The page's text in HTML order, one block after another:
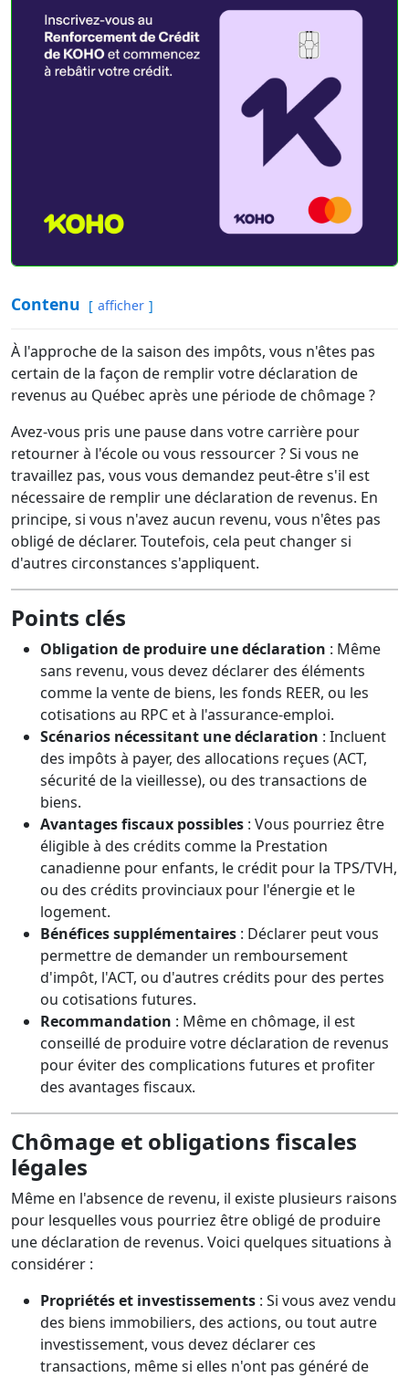
Contenu afficher
À l'approche de la saison des impôts, vous n'êtes pas
certain de la façon de remplir votre déclaration de
revenus au Québec après une période de chômage ?
Avez-vous pris une pause dans votre carrière pour
retourner à l'école ou vous ressourcer ? Si vous ne
travaillez pas, vous vous demandez peut-être s'il est
nécessaire de remplir une déclaration de revenus. En
principe, si vous n'avez aucun revenu, vous n'êtes pas
obligé de déclarer. Toutefois, cela peut changer si
d'autres circonstances s'appliquent.
Points clés
Obligation de produire une déclaration : Même
sans revenu, vous devez déclarer des éléments
comme la vente de biens, les fonds REER, ou les
cotisations au RPC et à l'assurance-emploi.
Scénarios nécessitant une déclaration : Incluent
des impôts à payer, des allocations reçues (ACT,
sécurité de la vieillesse), ou des transactions de
biens.
Avantages fiscaux possibles : Vous pourriez être
éligible à des crédits comme la Prestation
canadienne pour enfants, le crédit pour la TPS/TVH,
ou des crédits provinciaux pour l'énergie et le
logement.
Bénéfices supplémentaires : Déclarer peut vous
permettre de demander un remboursement
d'impôt, l'ACT, ou d'autres crédits pour des pertes
ou cotisations futures.
Recommandation : Même en chômage, il est
conseillé de produire votre déclaration de revenus
pour éviter des complications futures et profiter
des avantages fiscaux.
Chômage et obligations fiscales
légales
Même en l'absence de revenu, il existe plusieurs raisons
pour lesquelles vous pourriez être obligé de produire
une déclaration de revenus. Voici quelques situations à
considérer :
Propriétés et investissements : Si vous avez vendu
des biens immobiliers, des actions, ou tout autre
investissement, vous devez déclarer ces
transactions, même si elles n'ont pas généré de